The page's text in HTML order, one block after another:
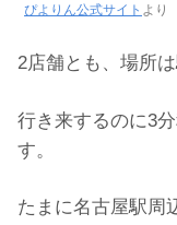
ぴよりん公式サイト より
2店舗とも、場所
行き来するのに3
す。
たまに名古屋駅周